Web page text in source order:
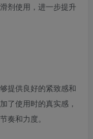
剂使用，进一步提升
提供良好的紧致感和
了使用时的真实感，
奏和力度。